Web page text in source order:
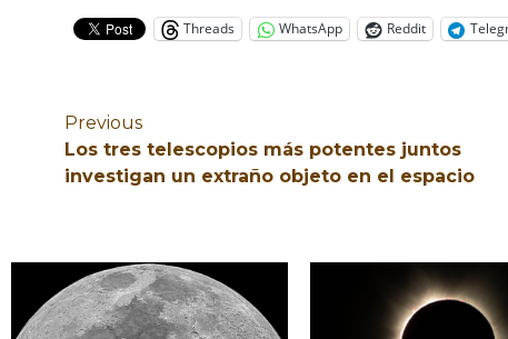
Threads WhatsApp Reddit
Previous
Los tres telescopios más potentes juntos
investigan un extraño objeto en el espacio